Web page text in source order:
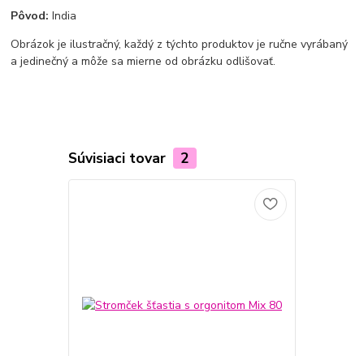
Pôvod: India
Obrázok je ilustračný, každý z týchto produktov je ručne vyrábaný
a jedinečný a môže sa mierne od obrázku odlišovať.
Súvisiaci tovar 2